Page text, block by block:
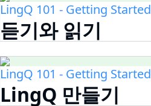
LingQ 101 - Getting Started
듣기와 읽기
LingQ 101 - Getting Started
LingQ 만들기